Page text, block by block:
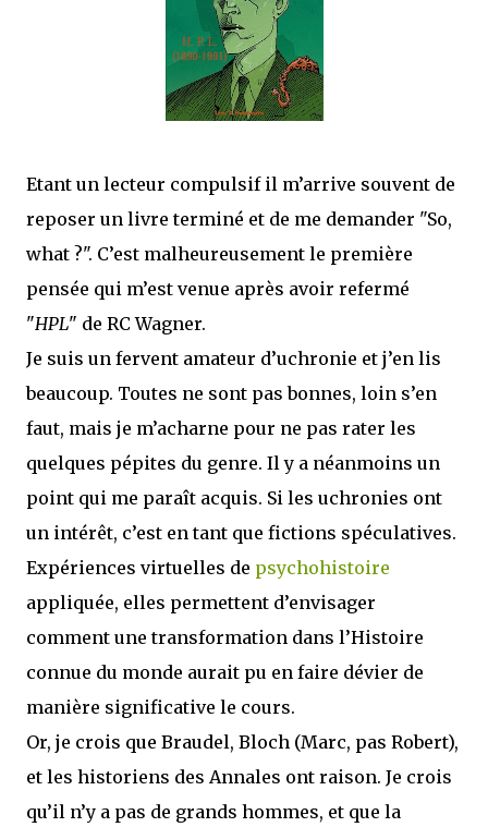
mettre sous tous les yeux. C'est cela...
Etant un lecteur compulsif il m’arrive souvent de
reposer un livre terminé et de me demander "So,
what ?". C’est malheureusement le première
pensée qui m’est venue après avoir refermé
"HPL" de RC Wagner.
Je suis un fervent amateur d’uchronie et j’en lis
beaucoup. Toutes ne sont pas bonnes, loin s’en
faut, mais je m’acharne pour ne pas rater les
quelques pépites du genre. Il y a néanmoins un
point qui me paraît acquis. Si les uchronies ont
un intérêt, c’est en tant que fictions spéculatives.
Expériences virtuelles de psychohistoire
appliquée, elles permettent d’envisager
comment une transformation dans l’Histoire
connue du monde aurait pu en faire dévier de
manière significative le cours.
Or, je crois que Braudel, Bloch (Marc, pas Robert),
et les historiens des Annales ont raison. Je crois
qu’il n’y a pas de grands hommes, et que la